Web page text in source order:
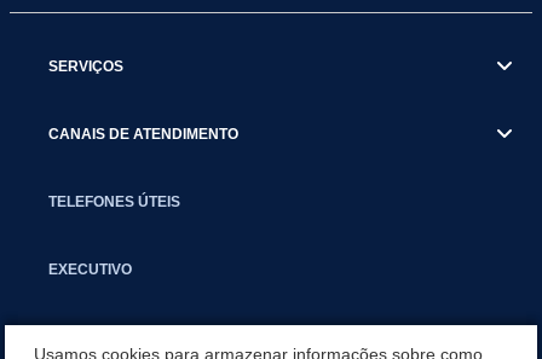
SERVIÇOS
CANAIS DE ATENDIMENTO
TELEFONES ÚTEIS
EXECUTIVO
Usamos cookies para armazenar informações sobre como